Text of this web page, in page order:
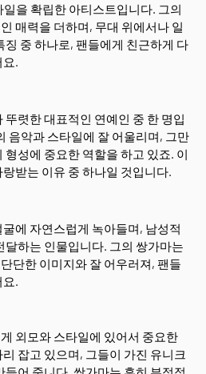
을 확립한 아티스트입니다. 그의
매력을 더하며, 무대 위에서나 일
징 중 하나로, 팬들에게 친근하게 다
.
뚜렷한 대표적인 연예인 중 한 명입
음악과 스타일에 잘 어울리며, 그만
형성에 중요한 역할을 하고 있죠. 이
받는 이유 중 하나일 것입니다.
에 자연스럽게 녹아들며, 남성적
달하는 인물입니다. 그의 쌍가마는
단한 이미지와 잘 어우러져, 팬들
.
외모와 스타일에 있어서 중요한
잡고 있으며, 그들이 가진 유니크